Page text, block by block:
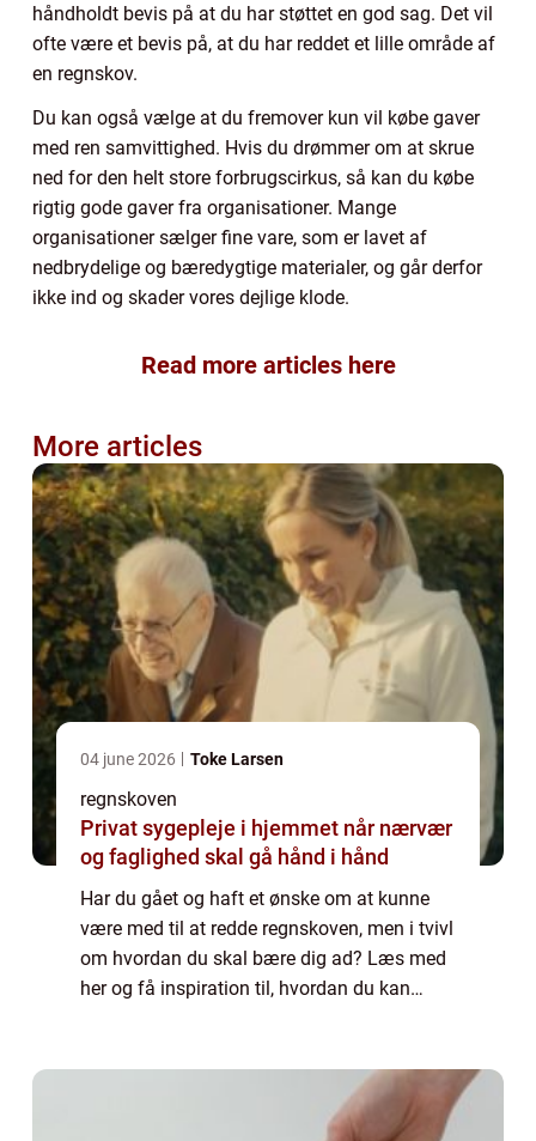
håndholdt bevis på at du har støttet en god sag. Det vil
ofte være et bevis på, at du har reddet et lille område af
en regnskov.
Du kan også vælge at du fremover kun vil købe gaver
med ren samvittighed. Hvis du drømmer om at skrue
ned for den helt store forbrugscirkus, så kan du købe
rigtig gode gaver fra organisationer. Mange
organisationer sælger fine vare, som er lavet af
nedbrydelige og bæredygtige materialer, og går derfor
ikke ind og skader vores dejlige klode.
Read more articles here
More articles
04 june 2026 Toke Larsen
regnskoven
Privat sygepleje i hjemmet når nærvær
og faglighed skal gå hånd i hånd
Har du gået og haft et ønske om at kunne
være med til at redde regnskoven, men i tvivl
om hvordan du skal bære dig ad? Læs med
her og få inspiration til, hvordan du kan